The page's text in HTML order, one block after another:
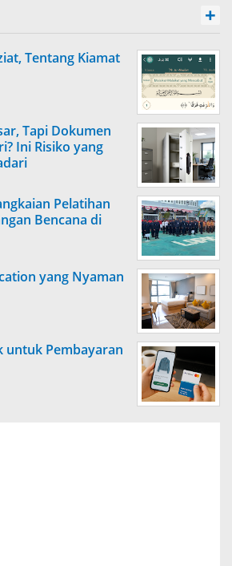
+
Tentang Kiamat
Tapi Dokumen
Ini Risiko yang
Pelatihan
Bencana di
yang Nyaman
untuk Pembayaran